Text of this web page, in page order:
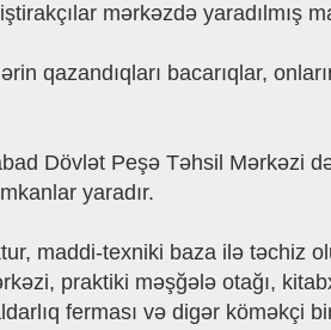
mərkəzdə yaradılmış
qazandıqları bacarıqlar,
Dövlət Peşə Təhsil Mərkəzi
yaradır.
maddi-texniki baza ilə təchiz
praktiki məşğələ otağı,
ferması və digər köməkçi